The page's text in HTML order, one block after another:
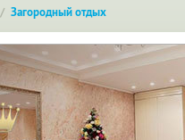
Загородный отдых